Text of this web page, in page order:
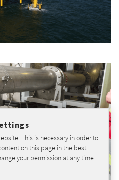
This is necessary in order to
on this page in the best
your permission at any time